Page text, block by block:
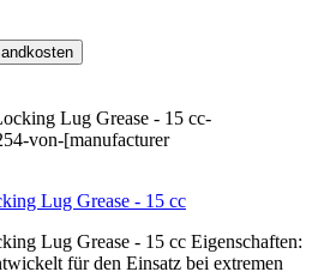
Lug Grease - 15 cc
Lug Grease - 15 cc Eigenschaften:
für den Einsatz bei extremen